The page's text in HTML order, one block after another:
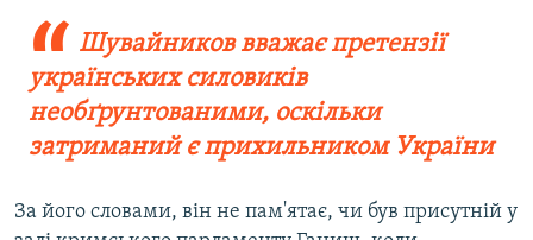
Шувайников вважає претензії
українських силовиків
необґрунтованими, оскільки
затриманий є прихильником України
За його словами, він не пам'ятає, чи був присутній у